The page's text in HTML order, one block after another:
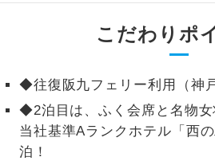
こだわりポ
◆往復阪九フェリー利用（神
◆2泊目は、ふく会席と名物女
当社基準Aランクホテル「西
泊！
だけます。
ホン
をじっくり聞
1名様催行
1名様から出発